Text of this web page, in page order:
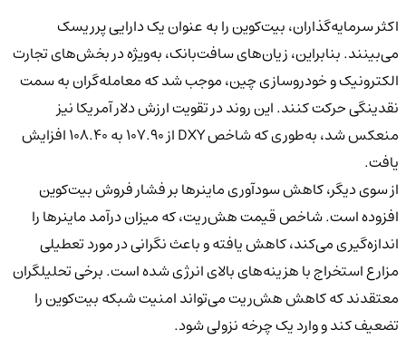
اکثر سرمایه‌گذاران، بیت‌کوین را به عنوان یک دارایی پرریسک
می‌بینند. بنابراین، زیان‌های سافت‌بانک، به‌ویژه در بخش‌های تجارت
الکترونیک و خودروسازی چین، موجب شد که معامله‌گران به سمت
نقدینگی حرکت کنند. این روند در تقویت ارزش دلار آمریکا نیز
منعکس شد، به‌طوری که شاخص DXY از ۱۰۷.۹۰ به ۱۰۸.۴۰ افزایش
یافت.
از سوی دیگر، کاهش سودآوری ماینرها بر فشار فروش بیت‌کوین
افزوده است. شاخص قیمت هش‌ریت، که میزان درآمد ماینرها را
اندازه‌گیری می‌کند، کاهش یافته و باعث نگرانی در مورد تعطیلی
مزارع استخراج با هزینه‌های بالای انرژی شده است. برخی تحلیلگران
معتقدند که کاهش هش‌ریت می‌تواند امنیت شبکه بیت‌کوین را
تضعیف کند و وارد یک چرخه نزولی شود.